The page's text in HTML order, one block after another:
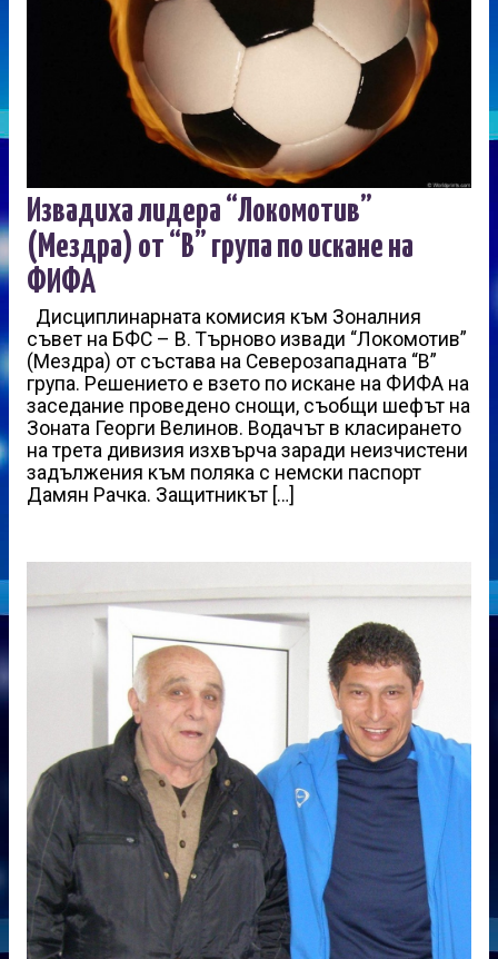
Извадиха лидера “Локомотив”
(Мездра) от “В” група по искане на
ФИФА
Дисциплинарната комисия към Зоналния
съвет на БФС – В. Търново извади “Локомотив”
(Мездра) от състава на Северозападната “В”
група. Решението е взето по искане на ФИФА на
заседание проведено снощи, съобщи шефът на
Зоната Георги Велинов. Водачът в класирането
на трета дивизия изхвърча заради неизчистени
задължения към поляка с немски паспорт
Дамян Рачка. Защитникът […]